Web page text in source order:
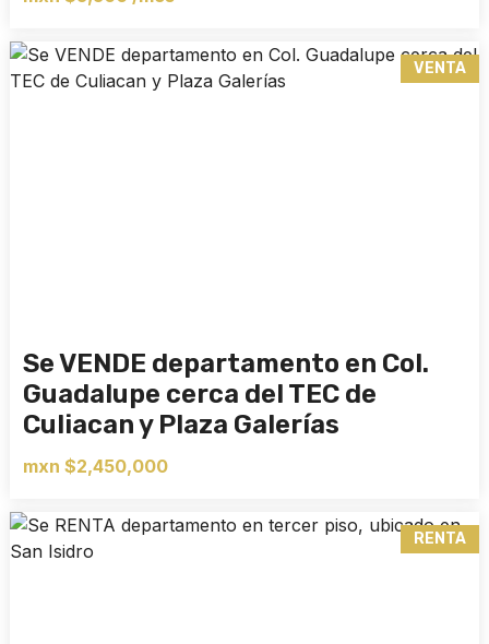
VENTA
Se VENDE departamento en Col.
Guadalupe cerca del TEC de
Culiacan y Plaza Galerías
mxn $2,450,000
RENTA